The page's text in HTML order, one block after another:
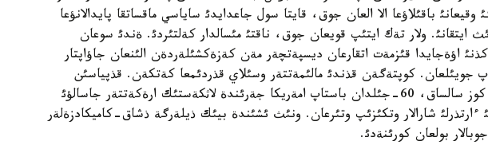
وقيعانئ باقئلاؤعا الا العان جوق، قايتا سول جاعدايدئ ساياسي ماقساتقا پايدالانؤعا
ايتقانئ. ولار تةك ايتئپ قويعان جوق، ناقتئ مئسالدار كةلتئردئ. ةندئ سوعان
كذنئ اؤةجايدا قئزمةت اتقارعان ديسپةتچةر مةن كةزةكشئلةردةن الئنعان جاؤاپتار
جويئلعان. كوپتةگةن قذندئ مالئمةتتةر وسئلاي قذردئمعا كةتكةن. قذپياسئن
جويعان كةيبئر قذجاتتارعا كوز سالساق، 60-جئلدان باستاپ امةريكا جةرئندة لاثكةستئك ارةكةتتةر جاسالؤئ
شارالار وتكئزئپ وتئرعان. ونئث ئشئندة بيئك ذيلةرگة ذشاق-كاميكادزةلةر
بولعان كورئنةدئ.